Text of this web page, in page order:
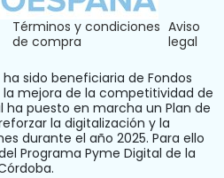
Términos y condiciones
de compra
Aviso
legal
sido beneficiaria de Fondos
mejora de la competitividad de
ha puesto en marcha un Plan de
la digitalización y la
durante el año 2025. Para ello
Programa Pyme Digital de la